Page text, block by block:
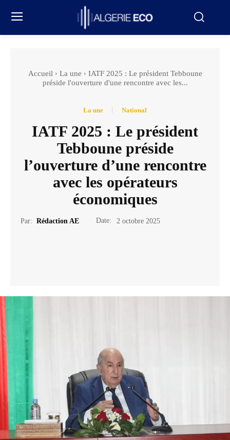
Accueil La une
IATF 2025 : Le président Tebboune
préside l'ouverture d'une rencontre avec les...
La une National
IATF 2025 : Le président
Tebboune préside
l’ouverture d’une rencontre
avec les opérateurs
économiques
Par: Rédaction AE Date: 2 octobre 2025